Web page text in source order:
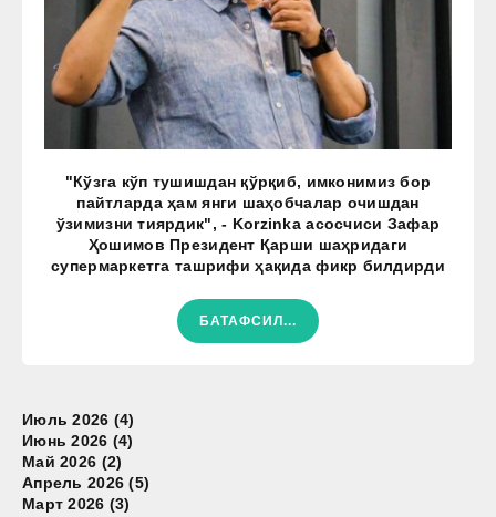
"Кўзга кўп тушишдан қўрқиб, имконимиз бор
пайтларда ҳам янги шаҳобчалар очишдан
ўзимизни тиярдик", - Korzinka асосчиси Зафар
Ҳошимов Президент Қарши шаҳридаги
супермаркетга ташрифи ҳақида фикр билдирди
БАТАФСИЛ...
Июль 2026 (4)
Июнь 2026 (4)
Май 2026 (2)
Апрель 2026 (5)
Март 2026 (3)